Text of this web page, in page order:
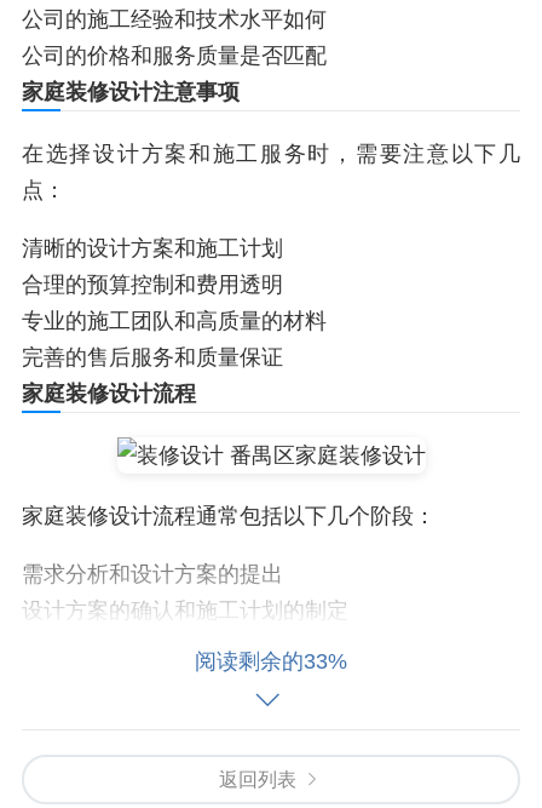
公司的施工经验和技术水平如何
公司的价格和服务质量是否匹配
家庭装修设计注意事项
在选择设计方案和施工服务时，需要注意以下几
点：
清晰的设计方案和施工计划
合理的预算控制和费用透明
专业的施工团队和高质量的材料
完善的售后服务和质量保证
家庭装修设计流程
家庭装修设计流程通常包括以下几个阶段：
需求分析和设计方案的提出
设计方案的确认和施工计划的制定
施工的进行和质量控制
成。了解家庭装修设计流程可以帮助您更好地了解
整个装修过程。
阅读剩余的33%
返回列表